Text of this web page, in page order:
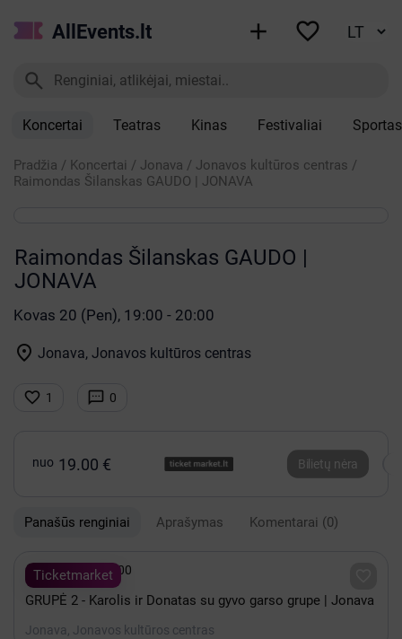
AllEvents.lt  

Koncertai Teatras Kinas Festivaliai Sportas
Pradžia / Koncertai / Jonava / Jonavos kultūros centras /
Raimondas Šilanskas GAUDO | JONAVA
Raimondas Šilanskas GAUDO |
JONAVA
Kovas 20 (Pen), 19:00 - 20:00
 Jonava, Jonavos kultūros centras
 1  0
nuo 19.00 € Bilietų nėra
Panašūs renginiai Aprašymas Komentarai (0)
Ticketmarket
 Spalis 21 - 18:00
GRUPĖ 2 - Karolis ir Donatas su gyvo garso grupe | Jonava
Jonava, Jonavos kultūros centras